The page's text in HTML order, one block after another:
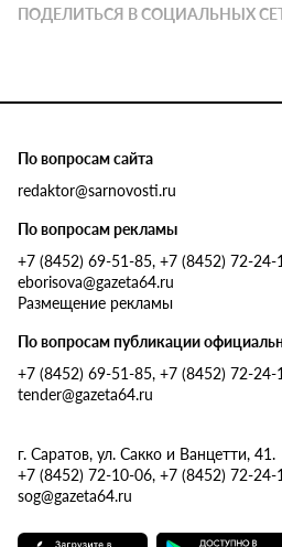
ПОДЕЛИТЬСЯ В СОЦИАЛЬНЫХ
По вопросам сайта
redaktor@sarnovosti.ru
По вопросам рекламы
+7 (8452) 69-51-85, +7 (8452) 72-24-
eborisova@gazeta64.ru
Размещение рекламы
По вопросам публикации
+7 (8452) 69-51-85, +7 (8452) 72-24-
tender@gazeta64.ru
г. Саратов, ул. Сакко и Ванцетти, 41.
+7 (8452) 72-10-06, +7 (8452) 72-24-
sog@gazeta64.ru